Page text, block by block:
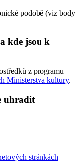
podobě (viz body
kde jsou k
z programu
Ministerstva kultury.
uhradit
stránkách